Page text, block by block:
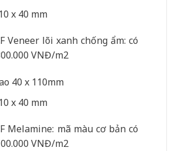
x 40 mm
Veneer lõi xanh chống ẩm: có
VNĐ/m2
40 x 110mm
x 40 mm
Melamine: mã màu cơ bản có
VNĐ/m2